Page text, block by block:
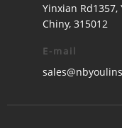
Yinxian
Chiny, 315012
E-mail